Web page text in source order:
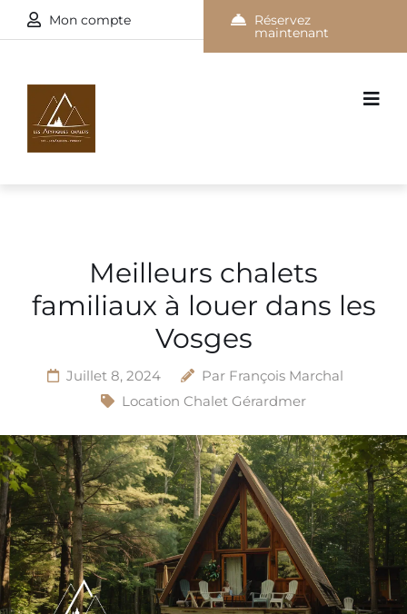
Mon compte Réservez
maintenant
Meilleurs chalets
familiaux à louer dans les
Vosges
Juillet 8, 2024 Par François Marchal
Location Chalet Gérardmer